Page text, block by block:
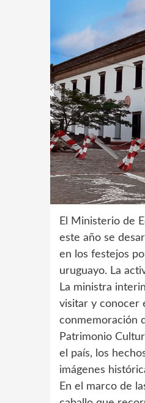
El Ministerio de
este año se
en los festejos
uruguayo. La
La ministra
visitar y conocer
conmemoración
Patrimonio
el país, los
imágenes
En el marco de